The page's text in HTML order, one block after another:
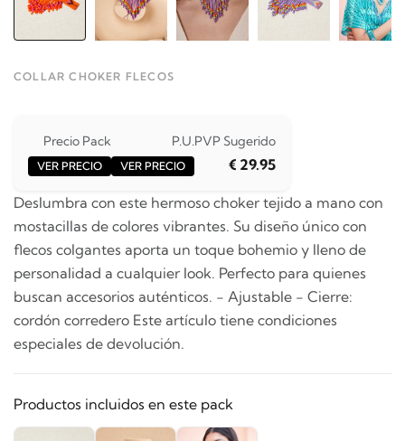
COLLAR CHOKER FLECOS
Precio Pack
VER PRECIO
P.U.
VER PRECIO
PVP Sugerido
€ 29.95
Deslumbra con este hermoso choker tejido a mano con
mostacillas de colores vibrantes. Su diseño único con
flecos colgantes aporta un toque bohemio y lleno de
personalidad a cualquier look. Perfecto para quienes
buscan accesorios auténticos. - Ajustable - Cierre:
cordón corredero Este artículo tiene condiciones
especiales de devolución.
Productos incluidos en este pack